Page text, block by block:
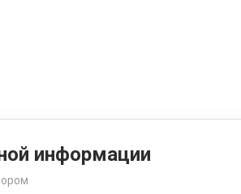
информации